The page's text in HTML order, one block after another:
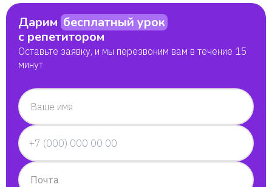
Дарим бесплатный урок
с репетитором
Оставьте заявку, и мы перезвоним вам в течение 15
минут
Ваше имя
Почта